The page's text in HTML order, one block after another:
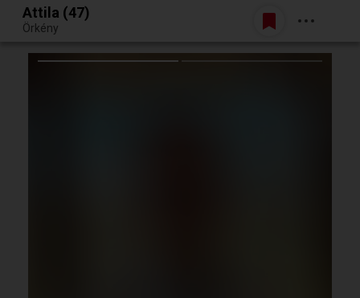
Egy jó randiból bármi lehet.
Belépés
Attila (47)
Örkény